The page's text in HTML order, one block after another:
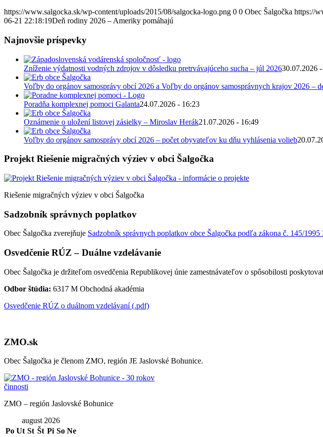
https://www.salgocka.sk/wp-content/uploads/2015/08/salgocka-logo.png 0 0 Obec Šalgočka https://
06-21 22:18:19Deň rodiny 2026 – Ameriky pomáhajú
Najnovšie príspevky
Zníženie výdatnosti vodných zdrojov v dôsledku pretrvávajúceho sucha – júl 202630.07.2026
Voľby do orgánov samosprávy obcí 2026 a Voľby do orgánov samosprávnych krajov 2026 –
Poradňa komplexnej pomoci Galanta24.07.2026 - 16:23
Oznámenie o uložení listovej zásielky – Miroslav Herák21.07.2026 - 16:49
Voľby do orgánov samosprávy obcí 2026 – počet obyvateľov ku dňu vyhlásenia volieb
Projekt Riešenie migračných výziev v obci Šalgočka
Riešenie migračných výziev v obci Šalgočka
Sadzobník správnych poplatkov
Obec Šalgočka zverejňuje Sadzobník správnych poplatkov obce Šalgočka podľa zákona č. 145/
Osvedčenie RÚZ – Duálne vzdelávanie
Obec Šalgočka je držiteľom osvedčenia Republikovej únie zamestnávateľov o spôsobilosti
Odbor štúdia: 6317 M Obchodná akadémia
Osvedčenie RÚZ o duálnom vzdelávaní (.pdf)
ZMO.sk
Obec Šalgočka je členom ZMO, región JE Jaslovské Bohunice.
ZMO – región Jaslovské Bohunice
august 2026
Po Ut St Št Pi So Ne